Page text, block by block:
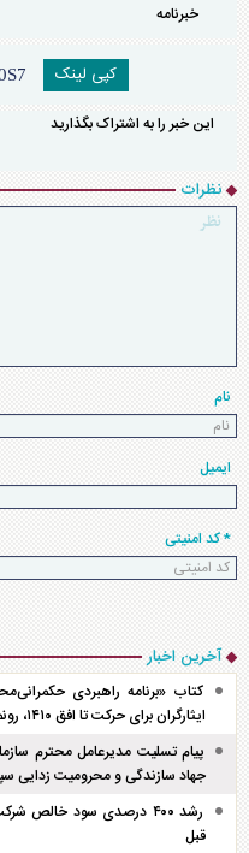
خبرنامه
کپی لینک
این خبر را به اشتراک بگذارید
نظرات
نام
ایمیل
* کد امنیتی
آخرین اخبار
کتاب «برنامه راهبردی
ایثارگران برای حرکت تا افق ۱۴۱۰، رونمایی شد.
پیام تسلیت مدیرعامل محترم
جهاد سازندگی و محرومیت
رشد ۴۰۰ درصدی سود خالص
قبل